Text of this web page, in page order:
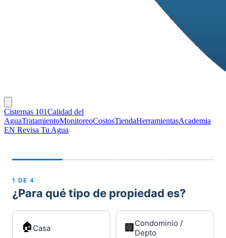
Cisternas 101Calidad del
AguaTratamientoMonitoreoCostosTiendaHerramientasAcademia
EN Revisa Tu Agua
1 DE 4
¿Para qué tipo de propiedad es?
🏠 Casa 🏢 Condominio /
Depto